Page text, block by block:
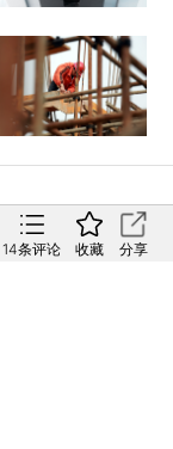
14条评论 收藏 分享